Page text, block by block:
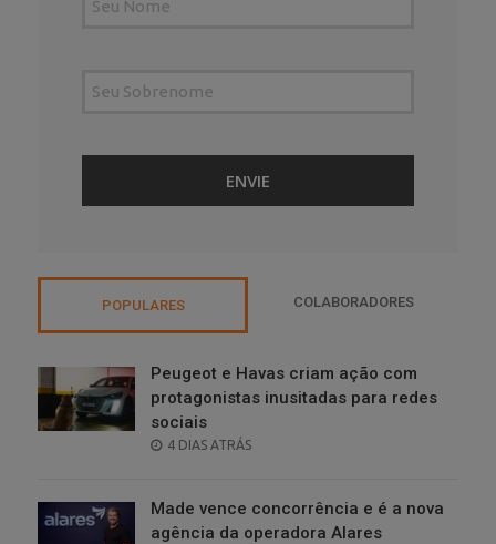
POPULARES COLABORADORES
Peugeot e Havas criam ação com
protagonistas inusitadas para redes
sociais
POSTED
4 DIAS ATRÁS
Made vence concorrência e é a nova
agência da operadora Alares